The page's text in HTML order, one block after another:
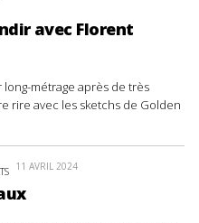
avec Florent
métrage après de très
rire avec les sketchs de Golden
11 AVRIL 2024